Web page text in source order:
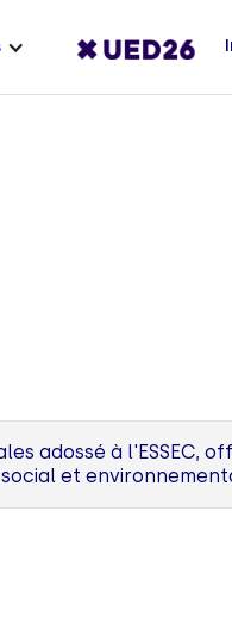
adossé à l'ESSEC,
et